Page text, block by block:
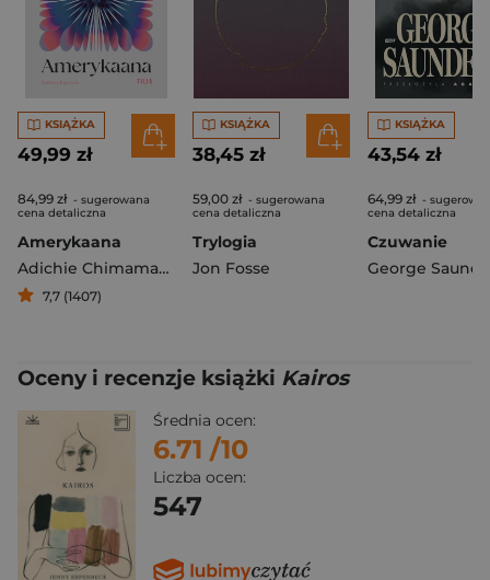
KSIĄŻKA
49,99 zł
84,99 zł - sugerowana
cena detaliczna
Amerykaana
Adichie Chimamanda Ngozi
7,7 (1407)
KSIĄŻKA
38,45 zł
59,00 zł - sugerowana
cena detaliczna
Trylogia
Jon Fosse
KSIĄŻKA
43,54 zł
64,99 zł -
cena detaliczna
Czuwanie
George
Oceny i recenzje książki Kairos
Średnia ocen:
6.71 /10
Liczba ocen:
547